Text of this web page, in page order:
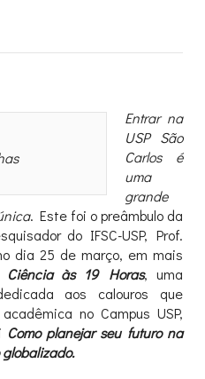
Entrar na
USP São
Carlos é
uma
grande
. Este foi o preâmbulo da
do IFSC-USP, Prof.
dia 25 de março, em mais
Ciência às 19 Horas, uma
aos calouros que
no Campus USP,
Como planejar seu futuro na
globalizado.